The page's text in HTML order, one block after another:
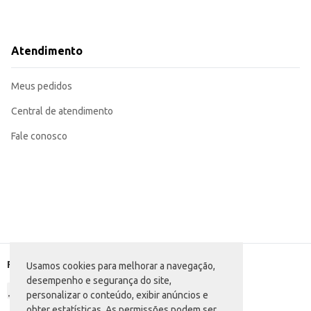
Usamos cookies para melhorar a navegação,
desempenho e segurança do site,
personalizar o conteúdo, exibir anúncios e
Atendimento
Meus pedidos
Central de atendimento
Fale conosco
Formas de pagamento